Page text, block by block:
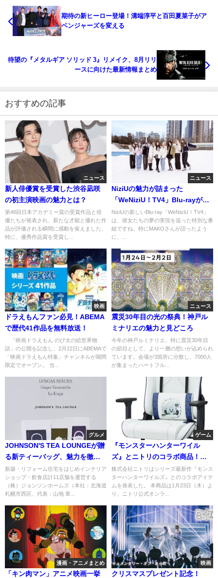
期待の新ヒーロー登場！溝端淳平と百田夏菜子がア
ベンジャーズを変える
待望の『メタルギア ソリッド 3』リメイク、8月リリ
ースに向けた最新情報まとめ
おすすめの記事
ニュース
新人俳優賞を受賞した渋谷凪咲
の初主演映画の魅力とは？
第48回日本アカデミー賞の受賞作品と俳
優たちが発表され、新たな才能と優れた作
品が評価される瞬間に感動を覚えました。
特に、優秀作品賞を受賞し...
ニュース
NiziUの魅力が詰まった
「WeNiziU！TV4」Blu-rayが登
場！
NiziUの新しいBlu-ray「WeNiziU！TV4」
は、彼女たちの夢の実現を追った特別な番
組ですね。特にMAKOさんが語ったよう
に、...
映画
ドラえもんファン必見！ABEMA
で歴代41作品を無料放送！
「映画ドラえもん のび太の絵世界物
語」の公開を記念し、2月22日にABEMAで
「映画ドラえもん特集」チャンネルが期間
限定でオープン。 当...
ニュース
震災30年目の光の祭典！神戸ル
ミナリエの魅力と見どころ
今年の神戸ルミナリエ、特に震災30年目
の節目として、より一層の想いが込められ
ています。会場が3箇所に分散し、7000人
が集まったハートフル...
グルメ
JOHNSON'S TEA LOUNGEが贈
る新ティーバッグ、魅力を徹底
解説！
新築・リフォーム住宅をはじめインテリア
ショップ・飲食店計11店舗を運営する
（株）ジョンソンホームズ（本社：北海道
札幌市西区、代表：山地 章...
ゲーム
『モンスターハンターワイル
ズ』とニトリのコラボ商品！新
登場の鎖刃竜アルシュベルドゲ
ーミングチェアの魅力
株式会社ニトリはシリーズ最新作『モンス
ターハンターワイルズ』とのコラボアイテ
ムを発表した。 本商品は1月23日（木）よ
り、ニトリ公式オンラ...
漫画・アニメまとめ
「キン肉マン」アニメ映画一挙
映画
クリスマスプレゼント記念！